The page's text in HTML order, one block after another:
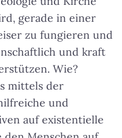
gerade in einer
zu fungieren und
und kraft
Wie?
mittels der
und
auf existentielle